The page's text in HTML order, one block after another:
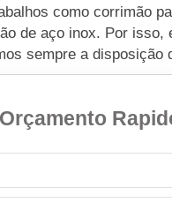
como corrimão
de aço inox. Por isso,
sempre a disposição
Orçamento